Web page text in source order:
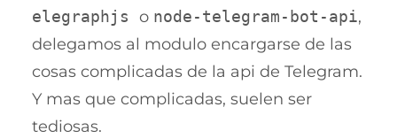
elegraphjs o node-telegram-bot-api,
delegamos al modulo encargarse de las
cosas complicadas de la api de Telegram.
Y mas que complicadas, suelen ser
tediosas.